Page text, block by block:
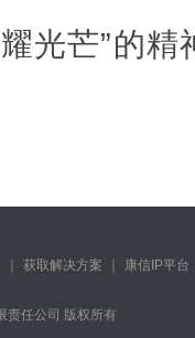
光芒”的精
获取解决方案 康信IP平台
责任公司 版权所有